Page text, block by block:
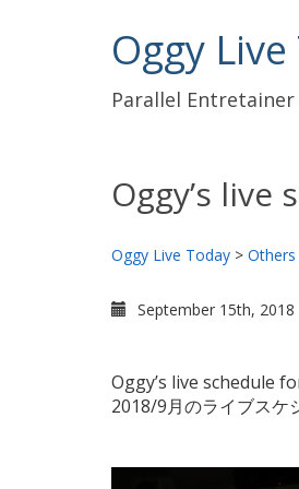
Oggy
Parallel
Oggy’s
Oggy Live Today > Others
September 15th, 2018
Oggy’s live schedule
2018/9月のライブスケ